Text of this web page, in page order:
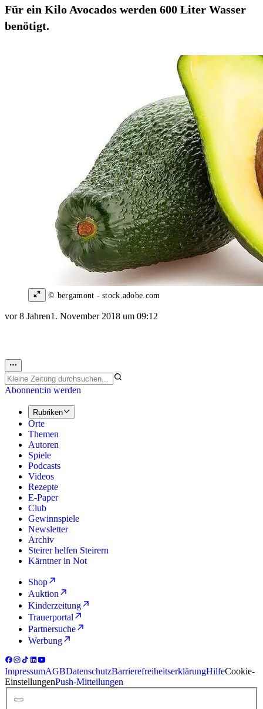
Für ein Kilo Avocados werden 600 Liter Wasser
benötigt.
© bergamont - stock.adobe.com
vor 8 Jahren1. November 2018 um 09:12
Abonnent:in werden
Rubriken
Orte
Themen
Autoren
Spiele
Podcasts
Videos
Rezepte
E-Paper
Club
Gewinnspiele
Newsletter
Archiv
Steirer helfen Steirern
Kärntner in Not
Shop
Auktion
Kinderzeitung
Trauerportal
Partnersuche
Werbung
ImpressumAGBDatenschutzBarrierefreiheitserklärungHilfeCookie-
EinstellungenPush-Mitteilungen